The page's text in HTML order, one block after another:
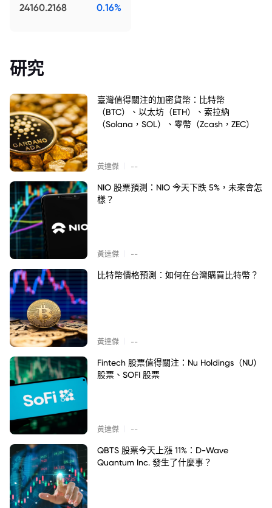
24160.2168 0.16%
研究
臺灣值得關注的加密貨幣：比特幣
（BTC）、以太坊（ETH）、索拉納
（Solana，SOL）、零幣（Zcash，ZEC）
黃達傑 --
NIO 股票預測：NIO 今天下跌 5%，未來會怎
樣？
黃達傑 --
比特幣價格預測：如何在台灣購買比特幣？
黃達傑 --
Fintech 股票值得關注：Nu Holdings（NU）
股票、SOFI 股票
黃達傑 --
QBTS 股票今天上漲 11%：D-Wave
Quantum Inc. 發生了什麼事？